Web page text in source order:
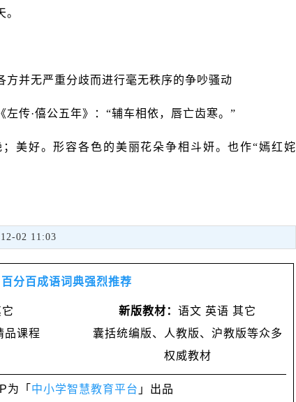
方并无严重分歧而进行毫无秩序的争吵骚动
左传·僖公五年》：“辅车相依，唇亡齿寒。”
美好。形容各色的美丽花朵争相斗妍。也作“嫣红姹
02 11:03
百分百成语词典强烈推荐
品课程
新版教材：语文 英语 其它
囊括统编版、人教版、沪教版等众多
权威教材
为「 中小学智慧教育平台 」出品